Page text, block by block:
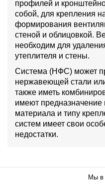
профилей и
собой, для крепления
формирования
стеной и облицовкой.
необходим для
утеплителя и стены.
Система (НФС) может
нержавеющей стали
также иметь
имеют предназначение
материала и типу
систем имеет свои
недостатки.
Мы в